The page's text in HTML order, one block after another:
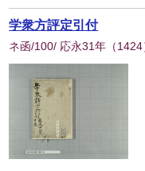
学衆方評定引付
ネ函/100/ 応永31年 （1424